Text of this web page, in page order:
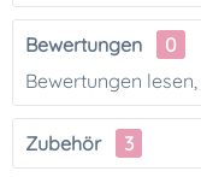
Bewertungen
0
Bewertungen
Zubehör 3